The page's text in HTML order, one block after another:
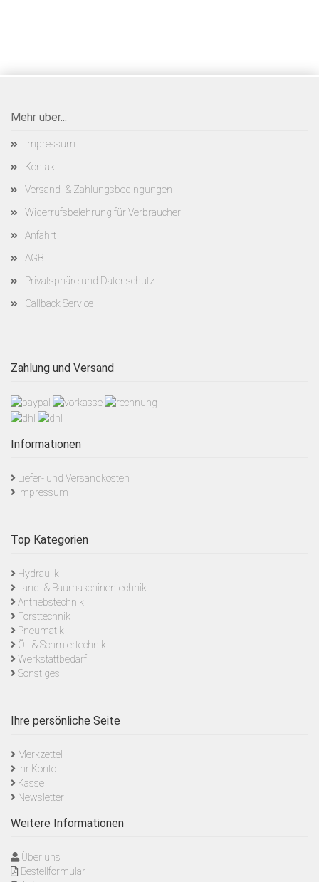
Mehr über...
Impressum
Kontakt
Versand- & Zahlungsbedingungen
Widerrufsbelehrung für Verbraucher
Anfahrt
AGB
Privatsphäre und Datenschutz
Callback Service
Zahlung und Versand
Informationen
Liefer- und Versandkosten
Impressum
Top Kategorien
Hydraulik
Land- & Baumaschinentechnik
Antriebstechnik
Forsttechnik
Pneumatik
Öl- & Schmiertechnik
Werkstattbedarf
Sonstiges
Ihre persönliche Seite
Merkzettel
Ihr Konto
Kasse
Newsletter
Weitere Informationen
Über uns
Bestellformular